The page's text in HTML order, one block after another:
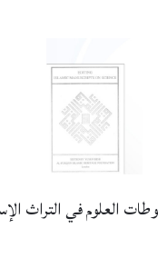
العلوم في التراث